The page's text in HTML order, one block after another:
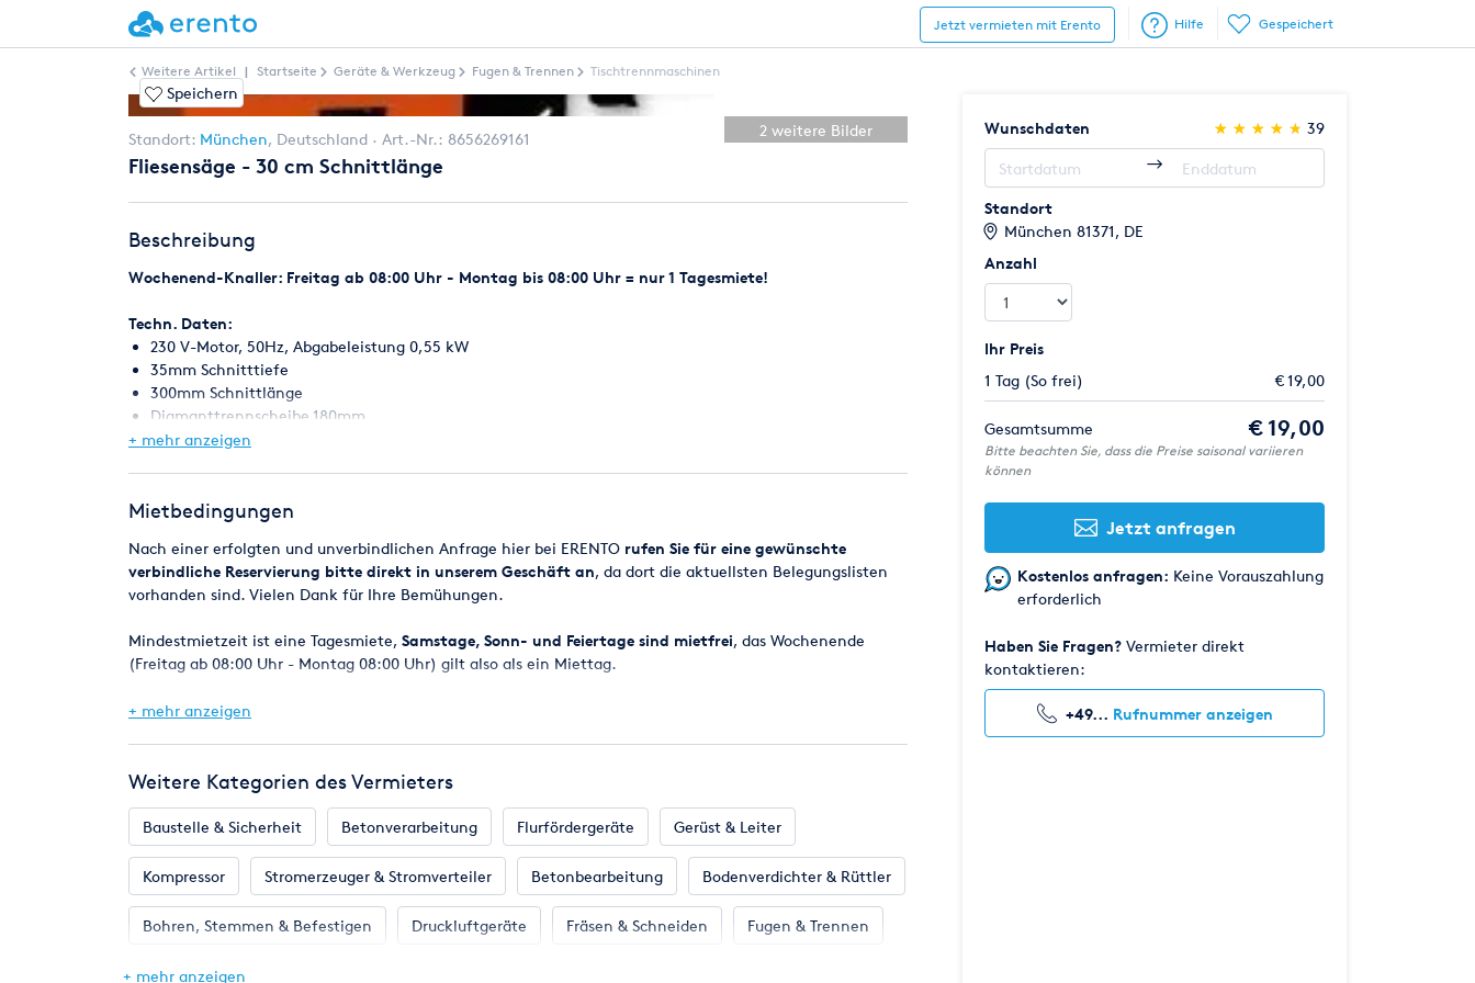
Gespeichert
Jetzt vermieten mit Erento Hilfe
Weitere Artikel | Startseite Geräte & Werkzeug Fugen & Trennen Tischtrennmaschinen
Speichern
2 weitere Bilder
Standort: München, Deutschland Art.-Nr.: 8656269161
Fliesensäge - 30 cm Schnittlänge
Beschreibung
Wochenend-Knaller: Freitag ab 08:00 Uhr - Montag bis 08:00 Uhr = nur 1 Tagesmiete!
Techn. Daten:
230 V-Motor, 50Hz, Abgabeleistung 0,55 kW
35mm Schnitttiefe
300mm Schnittlänge
Diamanttrennscheibe 180mm
Gewicht 13 kg
Der Diamantverbrauch ist im Mietpreis bereits enthalten.
+ mehr anzeigen
Mietbedingungen
Nach einer erfolgten und unverbindlichen Anfrage hier bei ERENTO rufen Sie für eine gewünschte
verbindliche Reservierung bitte direkt in unserem Geschäft an, da dort die aktuellsten Belegungslisten
vorhanden sind. Vielen Dank für Ihre Bemühungen.
Mindestmietzeit ist eine Tagesmiete, Samstage, Sonn- und Feiertage sind mietfrei, das Wochenende
(Freitag ab 08:00 Uhr - Montag 08:00 Uhr) gilt also als ein Miettag.
Bei Reservierungen werden die Geräte in der Regel ab 8.00 Uhr bereitgestellt, der Miettag endet
Eine Verfügbarkeitsgarantie kann jedoch nicht zugesagt werden, da es vorkommen kann, dass zugesagte
selbstverständlich alles daran setzen, in jedem Fall eine entsprechende Maschine für Sie parat zu haben.
Mietpreise und Kaution
Die angegebenen Mietpreise beziehen sich auf einen Miettag incl. der gesetzlichen Mehrwertsteuer.
Die Kaution ist bei Mietbeginn zu entrichten nur per EC-KARTE MIT PIN oder Kreditkarte (MasterCard -
VISA - AmericanExpress).
+ mehr anzeigen
Weitere Kategorien des Vermieters
Baustelle & Sicherheit Betonverarbeitung Flurfördergeräte Gerüst & Leiter
Kompressor Stromerzeuger & Stromverteiler Betonbearbeitung Bodenverdichter & Rüttler
Bohren, Stemmen & Befestigen Druckluftgeräte Fräsen & Schneiden Fugen & Trennen
Gartengeräte
+ mehr anzeigen
Wunschdaten (*)
★
★
(*) ★
★
(*) ★
★
(*) ★
★
(*) ★
★ 39
Standort
München 81371, DE
Anzahl
Ihr Preis
1 Tag (So frei)
€ 19,00
Gesamtsumme € 19,00
Bitte beachten Sie, dass die Preise saisonal variieren
können
Jetzt anfragen
Kostenlos anfragen: Keine Vorauszahlung
erforderlich
Haben Sie Fragen? Vermieter direkt
kontaktieren:
+49... Rufnummer anzeigen